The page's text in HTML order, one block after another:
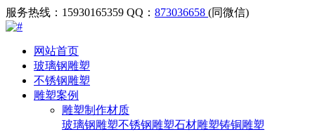
服务热线：15930165359 QQ： 873036658 (同微信)
网站首页
玻璃钢雕塑
不锈钢雕塑
雕塑案例
雕塑制作材质
玻璃钢雕塑不锈钢雕塑石材雕塑铸铜雕塑